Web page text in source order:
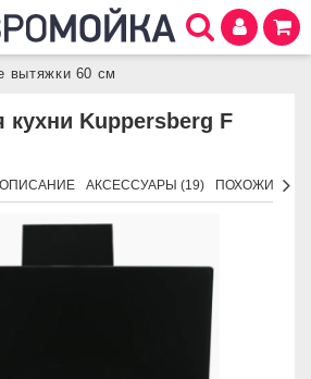
вытяжки 60 см
Kuppersberg F
ОПИСАНИЕ АКСЕССУАРЫ (19) ПОХОЖИЕ